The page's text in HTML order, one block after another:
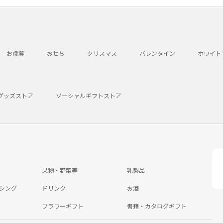
お歳暮 おせち クリスマス バレンタイン ホワイ
ッズストア ソーシャルギフトストア
果物・野菜等 乳製品
ング ドリンク お酒
フラワーギフト 書籍・カタログギフト